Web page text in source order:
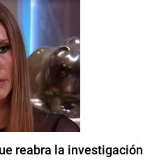
reabra la investigación